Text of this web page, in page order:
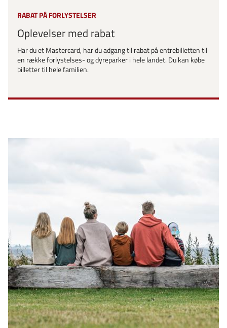
RABAT PÅ FORLYSTELSER
Oplevelser med rabat
Har du et Mastercard, har du adgang til rabat på entrebilletten til
en række forlystelses- og dyreparker i hele landet. Du kan købe
billetter til hele familien.